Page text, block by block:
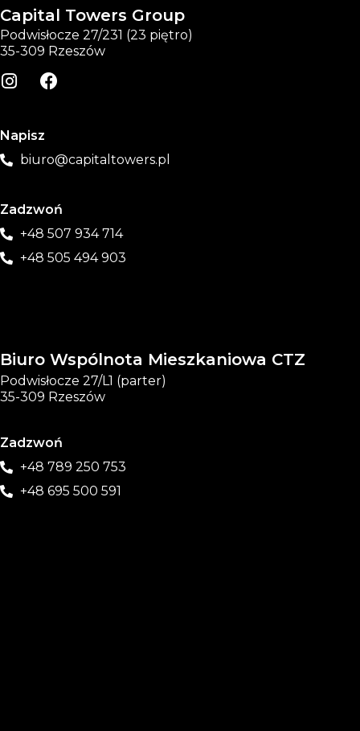
Capital Towers Group
Podwisłocze 27/231 (23 piętro)
35-309 Rzeszów
Napisz
biuro@capitaltowers.pl
Zadzwoń
+48 507 934 714
+48 505 494 903
Biuro Wspólnota Mieszkaniowa CTZ
Podwisłocze 27/L1 (parter)
35-309 Rzeszów
Zadzwoń
+48 789 250 753
+48 695 500 591